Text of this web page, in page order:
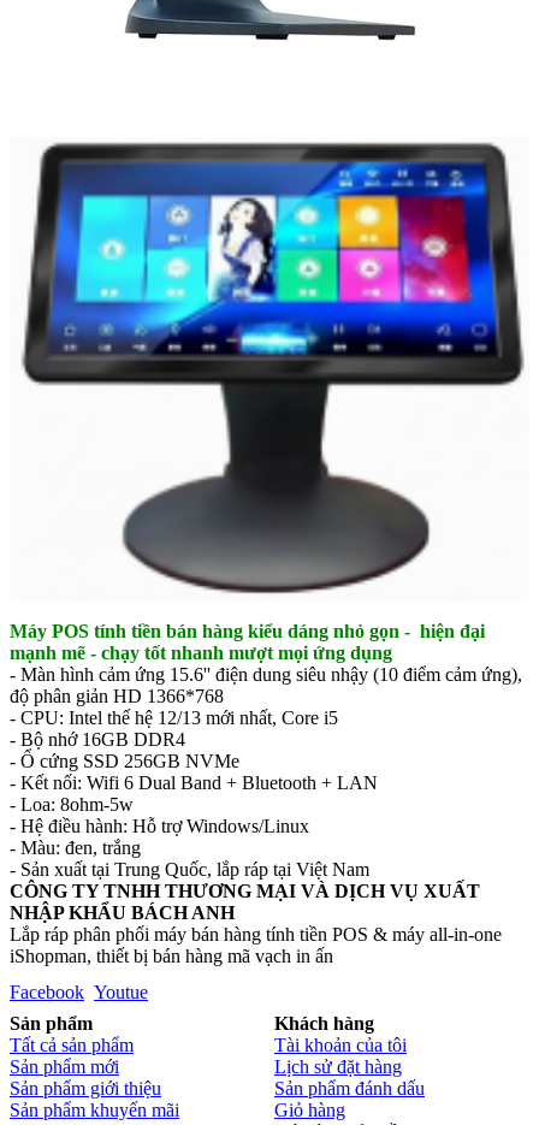
Máy POS tính tiền bán hàng kiểu dáng nhỏ gọn - hiện đại
mạnh mẽ - chạy tốt nhanh mượt mọi ứng dụng
- Màn hình cảm ứng 15.6'' điện dung siêu nhậy (10 điểm cảm ứng),
độ phân giản HD 1366*768
- CPU: Intel thế hệ 12/13 mới nhất, Core i5
- Bộ nhớ 16GB DDR4
- Ổ cứng SSD 256GB NVMe
- Kết nối: Wifi 6 Dual Band + Bluetooth + LAN
- Loa: 8ohm-5w
- Hệ điều hành: Hỗ trợ Windows/Linux
- Màu: đen, trắng
- Sản xuất tại Trung Quốc, lắp ráp tại Việt Nam
CÔNG TY TNHH THƯƠNG MẠI VÀ DỊCH VỤ XUẤT
NHẬP KHẨU BÁCH ANH
Lắp ráp phân phối máy bán hàng tính tiền POS & máy all-in-one
iShopman, thiết bị bán hàng mã vạch in ấn
Facebook Youtue
Sản phẩm
Tất cả sản phẩm
Sản phẩm mới
Sản phẩm giới thiệu
Sản phẩm khuyến mãi
Khách hàng
Tài khoản của tôi
Lịch sử đặt hàng
Sản phẩm đánh dấu
Giỏ hàng